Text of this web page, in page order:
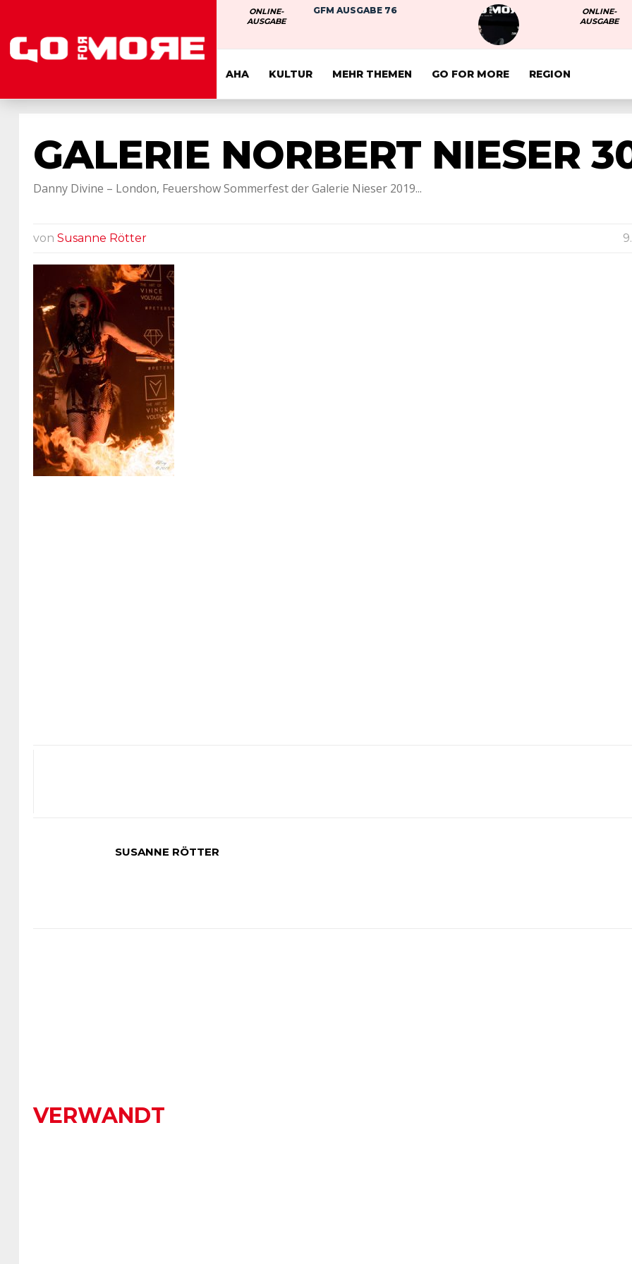
ONLINE-
AUSGABE
GFM AUSGABE 76
ONLINE-
AUSGABE
AHA KULTUR MEHR THEMEN GO FOR MORE REGION
GALERIE NORBERT NIESER
Danny Divine – London, Feuershow Sommerfest der Galerie Nieser 2019...
von Susanne Rötter
SUSANNE RÖTTER
VERWANDT